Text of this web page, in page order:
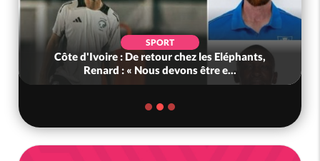
SPORT
Côte d'Ivoire : De retour chez les Eléphants,
Renard : « Nous devons être e...